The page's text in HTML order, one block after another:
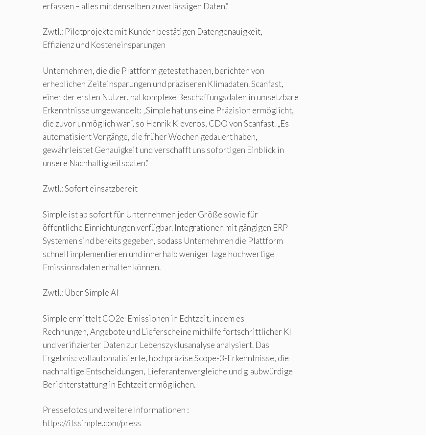
erfassen – alles mit denselben zuverlässigen Daten.“
Zwtl.: Pilotprojekte mit Kunden bestätigen Datengenauigkeit,
Effizienz und Kosteneinsparungen
Unternehmen, die die Plattform getestet haben, berichten von
erheblichen Zeiteinsparungen und präziseren Klimadaten. Scanfast,
einer der ersten Nutzer, hat komplexe Beschaffungsdaten in umsetzbare
Erkenntnisse umgewandelt: „Simple hat uns eine Präzision ermöglicht,
die zuvor unmöglich war“, so Henrik Kleveros, CDO von Scanfast. „Es
automatisiert Vorgänge, die früher Wochen gedauert haben,
gewährleistet Genauigkeit und verschafft uns sofortigen Einblick in
unsere Nachhaltigkeitsdaten.“
Zwtl.: Sofort einsatzbereit
Simple ist ab sofort für Unternehmen jeder Größe sowie für
öffentliche Einrichtungen verfügbar. Integrationen mit gängigen ERP-
Systemen sind bereits gegeben, sodass Unternehmen die Plattform
schnell implementieren und innerhalb weniger Tage hochwertige
Emissionsdaten erhalten können.
Zwtl.: Über Simple AI
Simple ermittelt CO2e-Emissionen in Echtzeit, indem es
Rechnungen, Angebote und Lieferscheine mithilfe fortschrittlicher KI
und verifizierter Daten zur Lebenszyklusanalyse analysiert. Das
Ergebnis: vollautomatisierte, hochpräzise Scope-3-Erkenntnisse, die
nachhaltige Entscheidungen, Lieferantenvergleiche und glaubwürdige
Berichterstattung in Echtzeit ermöglichen.
Pressefotos und weitere Informationen :
https://itssimple.com/press